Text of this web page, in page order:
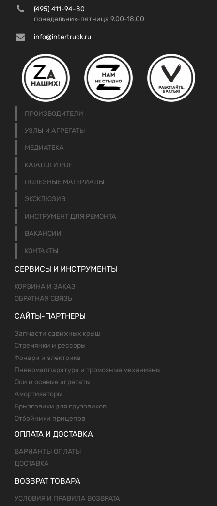
(495) 411-94-80
понедельник-пятница 9.00-18.00
info@intertruck.ru
ПРОИЗВОДИТЕЛИ
УЗЛЫ И АГРЕГАТЫ
МЕДИАТЕКА
КАТАЛОГИ PDF
ПОЛЕЗНЫЕ МАТЕРИАЛЫ
ЭКСКЛЮЗИВ
ИНСТРУМЕНТ ДЛЯ РЕМОНТА
ВАКАНСИИ
КОНТАКТЫ
СЕРВИСЫ И ИНСТРУМЕНТЫ
КОРЗИНА И ЗАКАЗ
ОБРАТНАЯ СВЯЗЬ
САЙТЫ-ПАРТНЕРЫ
Запчасти сдвижных крыш
Стремянки и рессоры
Фонари и электрика
Пневомаппаратура и тромозные механизмы
Оси и осевые агрегаты
Амортизаторы
Брызговики для грузовиков
Отбойники прицепов
ОПЛАТА И ДОСТАВКА
ВАРИАНТЫ ОПЛАТЫ
ДОСТАВКА
ВОЗВРАТ ТОВАРА
УСЛОВИЯ И ПРАВИЛА ВОЗВРАТА